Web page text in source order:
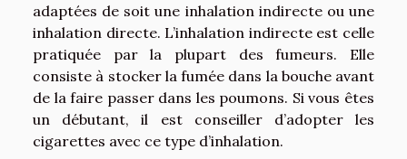
adaptées de soit une inhalation indirecte ou une
inhalation directe. L’inhalation indirecte est celle
pratiquée par la plupart des fumeurs. Elle
consiste à stocker la fumée dans la bouche avant
de la faire passer dans les poumons. Si vous êtes
un débutant, il est conseiller d’adopter les
cigarettes avec ce type d’inhalation.